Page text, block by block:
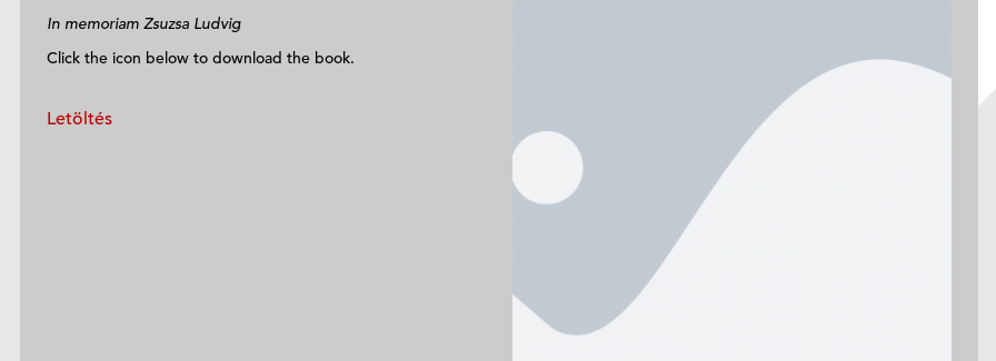
In memoriam Zsuzsa Ludvig
Click the icon below to download the book.
Letöltés